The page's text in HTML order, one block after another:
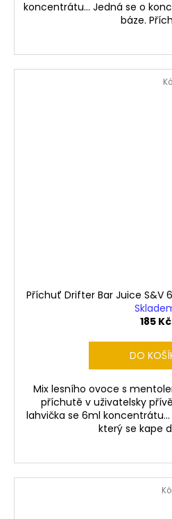
koncentrátu... Jedná se o
báze.
Příchuť Drifter Bar Juice S&V
185 Kč
DO
Mix lesního ovoce s
příchutě v uživatelsky
lahvička se 6ml
který se kape